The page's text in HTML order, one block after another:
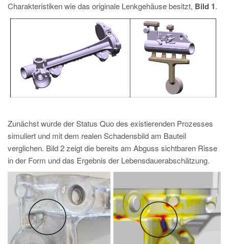
Charakteristiken wie das originale Lenkgehäuse besitzt, Bild 1.
Zunächst wurde der Status Quo des existierenden Prozesses
simuliert und mit dem realen Schadensbild am Bauteil
verglichen. Bild 2 zeigt die bereits am Abguss sichtbaren Risse
in der Form und das Ergebnis der Lebensdauerabschätzung.